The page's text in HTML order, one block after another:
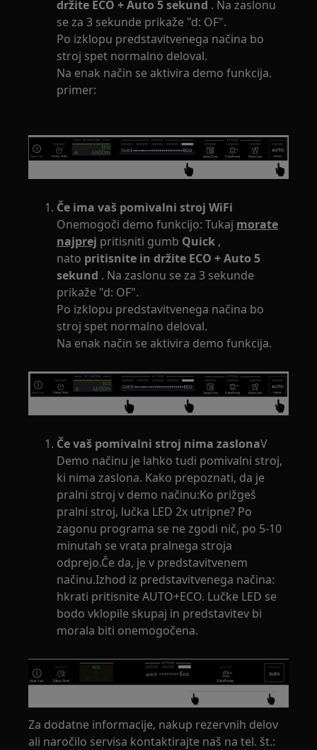
držite ECO + Auto 5 sekund . Na zaslonu
se za 3 sekunde prikaže "d: OF".
Po izklopu predstavitvenega načina bo
stroj spet normalno deloval.
Na enak način se aktivira demo funkcija.
primer:
Če ima vaš pomivalni stroj WiFi
Onemogoči demo funkcijo: Tukaj morate
najprej pritisniti gumb Quick ,
nato pritisnite in držite ECO + Auto 5
sekund . Na zaslonu se za 3 sekunde
prikaže "d: OF".
Po izklopu predstavitvenega načina bo
stroj spet normalno deloval.
Na enak način se aktivira demo funkcija.
Če vaš pomivalni stroj nima zaslonaV
Demo načinu je lahko tudi pomivalni stroj,
ki nima zaslona. Kako prepoznati, da je
pralni stroj v demo načinu:Ko prižgeš
pralni stroj, lučka LED 2x utripne? Po
zagonu programa se ne zgodi nič, po 5-10
minutah se vrata pralnega stroja
odprejo.Če da, je v predstavitvenem
načinu.Izhod iz predstavitvenega načina:
hkrati pritisnite AUTO+ECO. Lučke LED se
bodo vklopile skupaj in predstavitev bi
morala biti onemogočena.
Za dodatne informacije, nakup rezervnih delov
ali naročilo servisa kontaktirajte naš na tel. št.: